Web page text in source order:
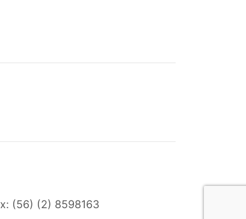
(56) (2) 8598163